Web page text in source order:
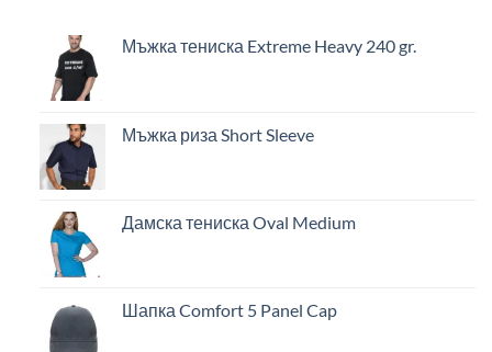
Мъжка тениска Extreme Heavy 240 gr.
Мъжка риза Short Sleeve
Дамска тениска Oval Medium
Шапка Comfort 5 Panel Cap